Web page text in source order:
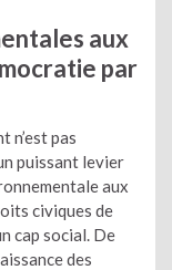
aux
par
n’est pas
puissant levier
aux
civiques de
cap social. De
des